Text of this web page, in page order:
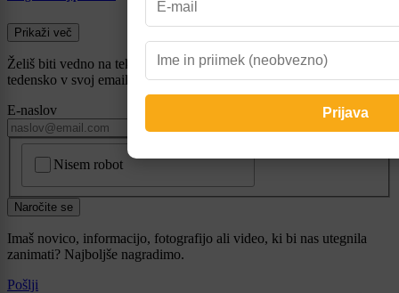
Prikaži več
Želiš biti vedno na tekočem? Prijavi se na novice in dvakrat
tedensko v svoj email nabiralnik prejmi pregled svežih novic.
E-naslov
Nisem robot
Naročite se
Imaš novico, informacijo, fotografijo ali video, ki bi nas utegnila
zanimati? Najboljše nagradimo.
Pošlji